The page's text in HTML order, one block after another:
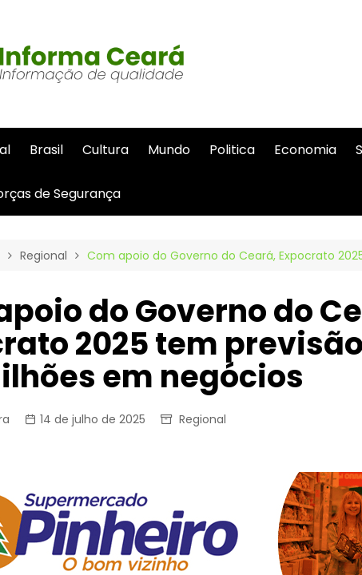
Brasil Cultura Mundo Politica Economia
de Segurança
Regional Com apoio do Governo do Ceará, Expocrato
do Governo do
2025 tem
em negócios
14 de julho de 2025 Regional